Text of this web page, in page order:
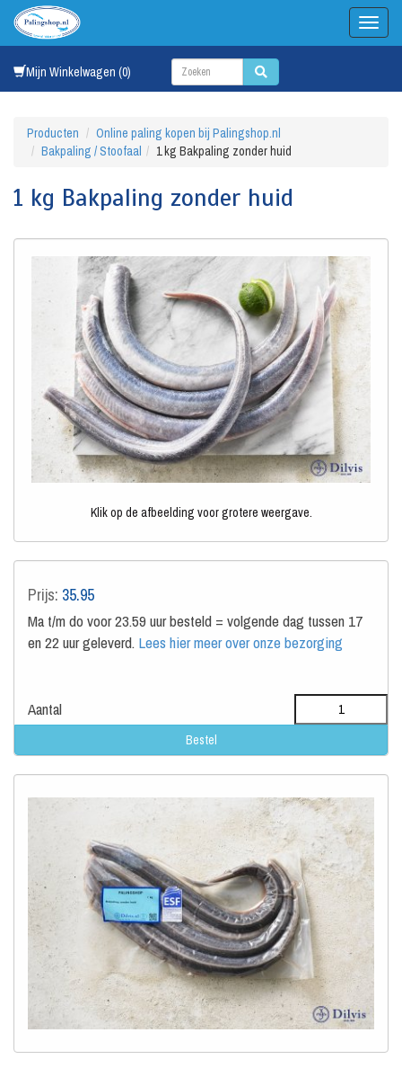
Mijn Winkelwagen (0)
Producten
Online paling kopen bij Palingshop.nl
Bakpaling / Stoofaal
1 kg Bakpaling zonder huid
1 kg Bakpaling zonder huid
Klik op de afbeelding voor grotere weergave.
Prijs: 35.95
Ma t/m do voor 23.59 uur besteld = volgende dag tussen 17
en 22 uur geleverd. Lees hier meer over onze bezorging
Aantal